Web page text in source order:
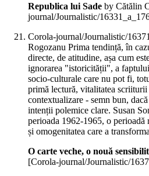
Republica lui Sade by Cătălin
journal/Journalistic/
Corola-journal/Journalistic/
Rogozanu Prima tendință, în
directe, de atitudine, așa cum
ignorarea "istoricității", a
socio-culturale care nu pot fi,
primă lectură, vitalitatea scriiturii
contextualizare - semn bun,
intenții polemice clare. Susan
perioada 1962-1965, o perioadă
și omogenitatea care a
O carte veche, o nouă
[Corola-journal/Journalistic/